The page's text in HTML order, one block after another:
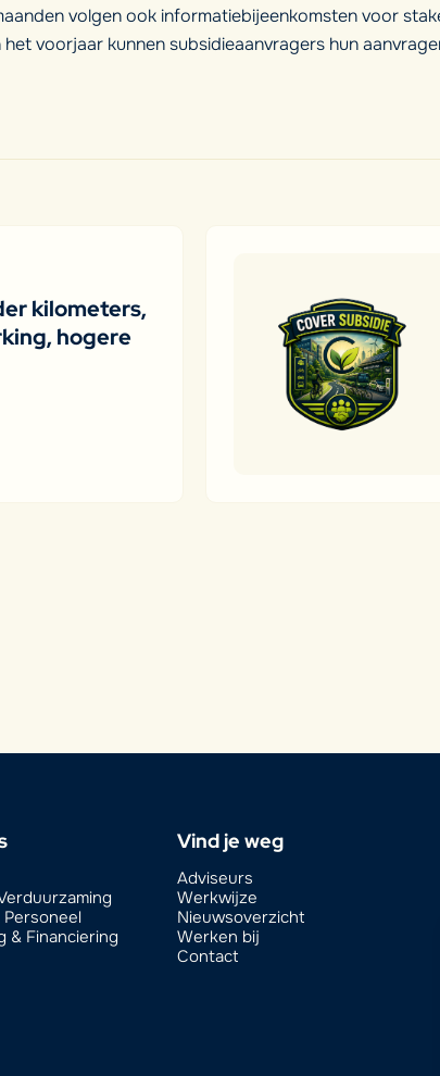
volgen ook informatiebijeenkomsten voor
voorjaar kunnen subsidieaanvragers hun
kilometers,
hogere
Personeel
& Financiering
Vind je weg
Adviseurs
Werkwijze
Nieuwsoverzicht
Werken bij
Contact